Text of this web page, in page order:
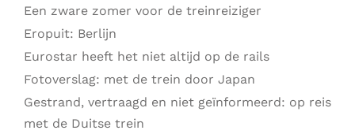
Een zware zomer voor de treinreiziger
Eropuit: Berlijn
Eurostar heeft het niet altijd op de rails
Fotoverslag: met de trein door Japan
Gestrand, vertraagd en niet geïnformeerd: op reis
met de Duitse trein